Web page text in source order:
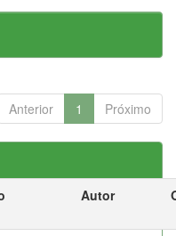
Anterior 1 Próximo
Autor